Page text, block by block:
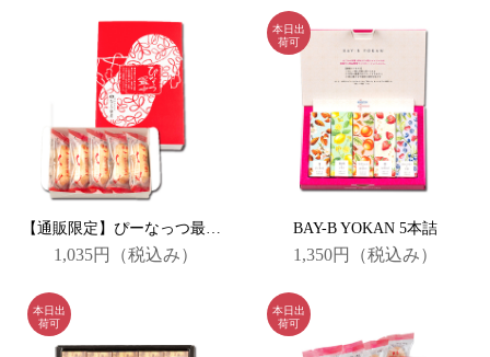
【通販限定】ぴーなっつ最中５個詰
1,035円 （税込み）
BAY-B YOKAN 5本詰
1,350円 （税込み）